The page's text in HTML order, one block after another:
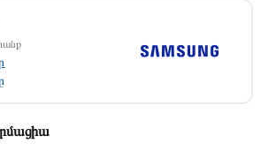
համաձայնեցնելու առաքման
առցանց պատվեր տեղադրելը,
կարդալ նկարագրությունը,
Գնված ապրանքի վերադարձը